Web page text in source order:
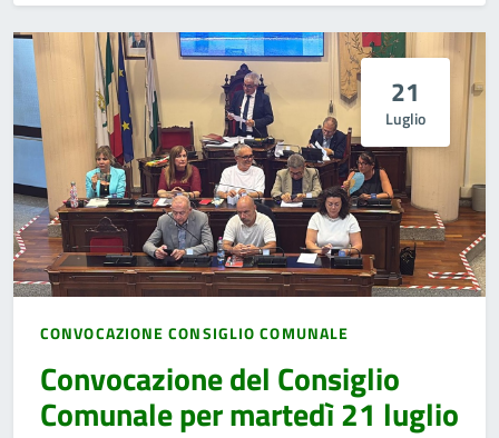
21
Luglio
CONVOCAZIONE CONSIGLIO COMUNALE
Convocazione del Consiglio
Comunale per martedì 21 luglio